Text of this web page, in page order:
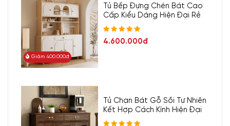
Giảm 400.000đ
Tủ Bếp Đựng Chén Bát Cao
Cấp Kiểu Dáng Hiện Đại Rẻ
4.600.000đ
Tủ Chạn Bát Gỗ Sồi Tự Nhiên
Kết Hợp Cách Kính Hiện Đại